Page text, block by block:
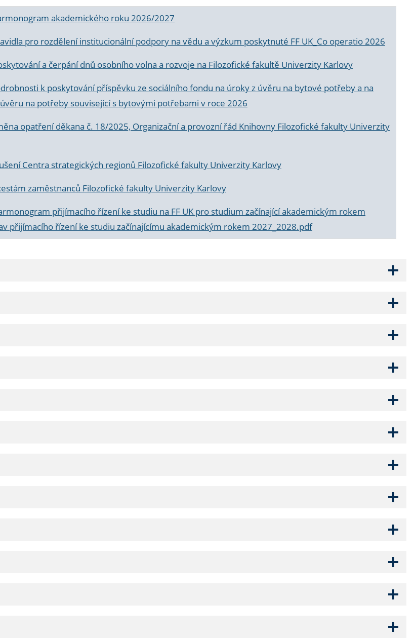
akademického roku 2026/2027
pro rozdělení institucionální podpory na vědu a výzkum poskytnuté FF UK_Co operatio 2026
a čerpání dnů osobního volna a rozvoje na Filozofické fakultě Univerzity Karlovy
k poskytování příspěvku ze sociálního fondu na úroky z úvěru na bytové potřeby a na
na potřeby související s bytovými potřebami v roce 2026
opatření děkana č. 18/2025, Organizační a provozní řád Knihovny Filozofické fakulty Univerzity
Centra strategických regionů Filozofické fakulty Univerzity Karlovy
zaměstnanců Filozofické fakulty Univerzity Karlovy
přijímacího řízení ke studiu na FF UK pro studium začínající akademickým rokem
přijímacího řízení ke studiu začínajícímu akademickým rokem 2027_2028.pdf